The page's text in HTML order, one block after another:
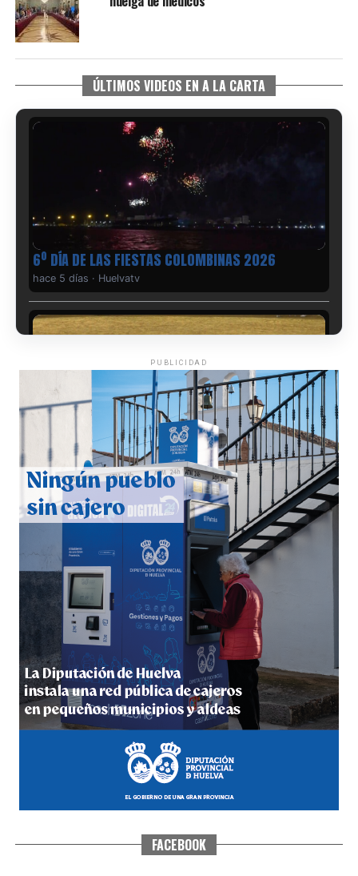
ÚLTIMOS VIDEOS EN A LA CARTA
6º DÍA DE LAS FIESTAS COLOMBINAS 2026
hace 5 días · Huelvatv
QUINTA CORRIDA DE LAS FIESTAS COLOMBINAS
2026
hace 5 días·Huelvatv
5º DÍA DE LAS FIESTAS COLOMBINAS 2026
hace 6 días·Huelvatv
CUARTA CORRIDA DE LAS FIESTAS COLOMBINAS
PUBLICIDAD
FACEBOOK